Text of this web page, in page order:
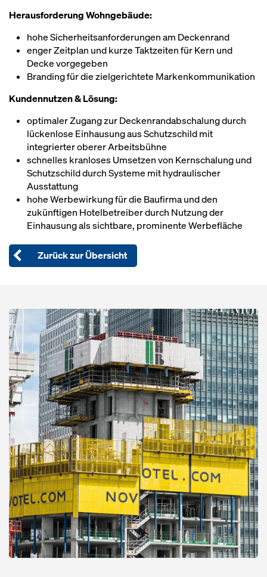
Herausforderung Wohngebäude:
hohe Sicherheitsanforderungen am Deckenrand
enger Zeitplan und kurze Taktzeiten für Kern und
Decke vorgegeben
Branding für die zielgerichtete Markenkommunikation
Kundennutzen & Lösung:
optimaler Zugang zur Deckenrandabschalung durch
lückenlose Einhausung aus Schutzschild mit
integrierter oberer Arbeitsbühne
schnelles kranloses Umsetzen von Kernschalung und
Schutzschild durch Systeme mit hydraulischer
Ausstattung
hohe Werbewirkung für die Baufirma und den
zukünftigen Hotelbetreiber durch Nutzung der
Einhausung als sichtbare, prominente Werbefläche
Zurück zur Übersicht
Open